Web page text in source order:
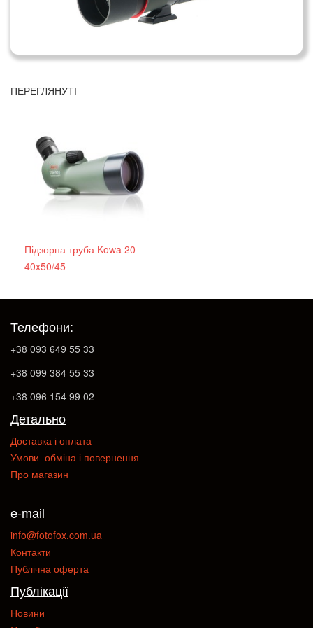
ПЕРЕГЛЯНУТІ
Підзорна труба Kowa 20-
40x50/45
Телефони:
+38 093 649 55 33
+38 099 384 55 33
+38 096 154 99 02
Детально
Доставка і оплата
Умови обміна і повернення
Про магазин
e-mail
info@fotofox.com.ua
Контакти
Публічна оферта
Публікації
Новини